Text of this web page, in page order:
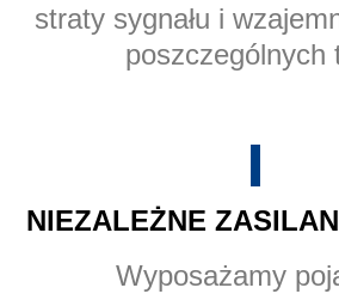
straty sygnału i
poszczególnych
NIEZALEŻNE
Wyposażamy